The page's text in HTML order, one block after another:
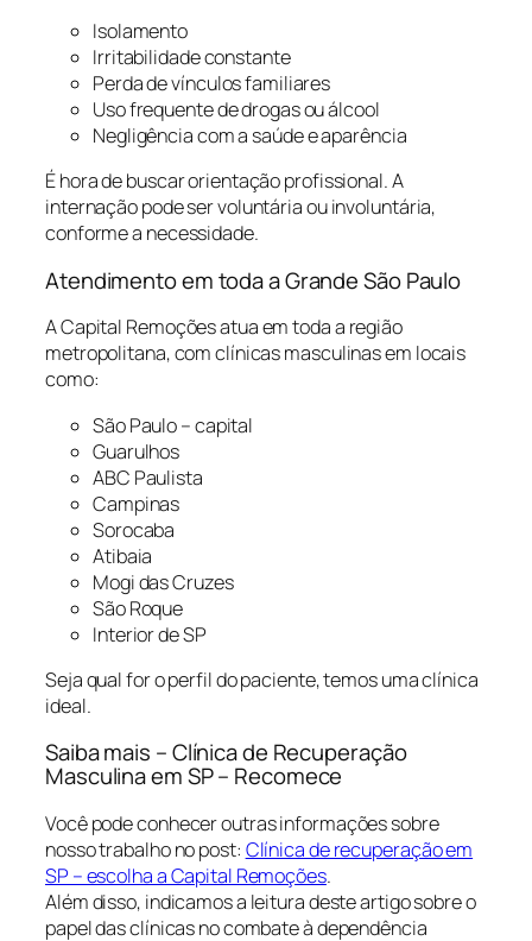
Isolamento
Irritabilidade constante
Perda de vínculos familiares
Uso frequente de drogas ou álcool
Negligência com a saúde e aparência
É hora de buscar orientação profissional. A
internação pode ser voluntária ou involuntária,
conforme a necessidade.
Atendimento em toda a Grande São Paulo
A Capital Remoções atua em toda a região
metropolitana, com clínicas masculinas em locais
como:
São Paulo – capital
Guarulhos
ABC Paulista
Campinas
Sorocaba
Atibaia
Mogi das Cruzes
São Roque
Interior de SP
Seja qual for o perfil do paciente, temos uma clínica
ideal.
Saiba mais – Clínica de Recuperação
Masculina em SP – Recomece
Você pode conhecer outras informações sobre
nosso trabalho no post: Clínica de recuperação em
SP – escolha a Capital Remoções.
Além disso, indicamos a leitura deste artigo sobre o
papel das clínicas no combate à dependência